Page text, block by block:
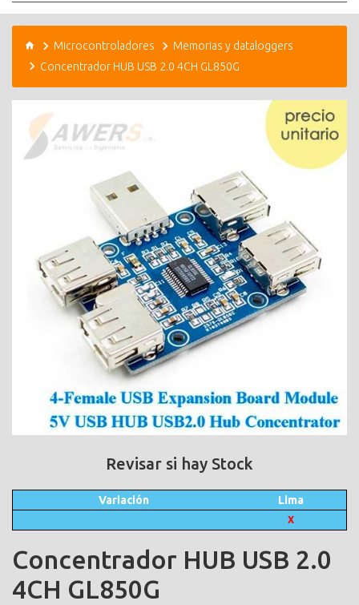
Microcontroladores
Memorias y dataloggers
Concentrador HUB USB 2.0 4CH GL850G
Revisar si hay Stock
Variación Lima
X
Concentrador HUB USB 2.0
4CH GL850G